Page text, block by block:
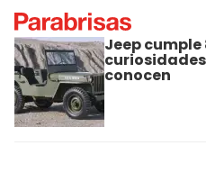
Jeep
conocen